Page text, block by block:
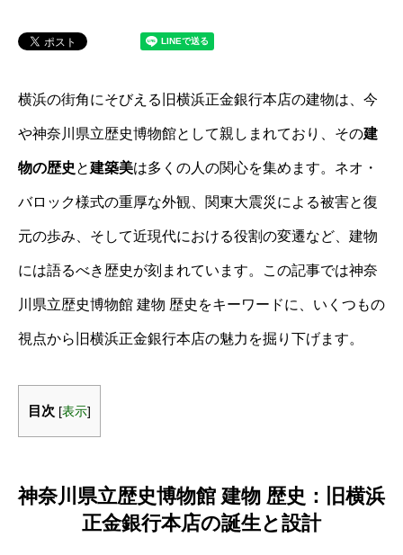
横浜の街角にそびえる旧横浜正金銀行本店の建物は、今
や神奈川県立歴史博物館として親しまれており、その建
物の歴史 と建築美は多くの人の関心を集めます。ネオ・
バロック様式の重厚な外観、関東大震災による被害と復
元の歩み、そして近現代における役割の変遷など、建物
には語るべき歴史が刻まれています。この記事では神奈
川県立歴史博物館 建物 歴史をキーワードに、いくつもの
視点から旧横浜正金銀行本店の魅力を掘り下げます。
目次 [表示]
神奈川県立歴史博物館 建物 歴史：旧横浜
正金銀行本店の誕生と設計